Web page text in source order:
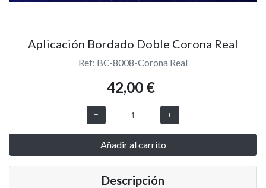
Aplicación Bordado Doble Corona Real
Ref: BC-8008-Corona Real
42,00 €
Añadir al carrito
Descripción